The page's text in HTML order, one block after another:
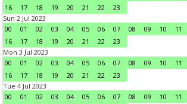
16
17 18 19 20 21 22
23
Sun 2 Jul 2023
00
01 02 03 04 05 06 07 08 09 10 11
16
17 18 19 20 21 22
23
Mon 3 Jul 2023
00
01 02 03 04 05 06 07 08 09 10 11
16
17 18 19 20 21 22
23
Tue 4 Jul 2023
00
01 02 03 04 05 06 07 08 09 10 11